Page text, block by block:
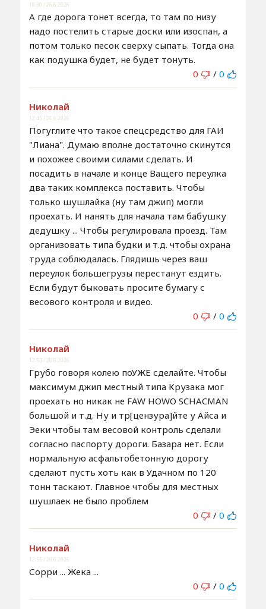
10:30 / 26.6.2026
А где дорога тонет всегда, то там по низу
надо постелить старые доски или изоспан, а
потом только песок сверху сыпать. Тогда она
как подушка будет, не будет тонуть.
0
/ 0
Николай
12:45 / 26.6.2026
Погуглите что такое спецсредство для ГАИ
"Лиана". Думаю вполне достаточно скинутся
и похожее своими силами сделать. И
посадить в начале и конце Ващего переулка
два таких комплекса поставить. Чтобы
только шушлайка (ну там джип) могли
проехать. И нанять для начала там бабушку
дедушку ... Чтобы регулировала проезд. Там
организовать типа будки и т.д. чтобы охрана
труда соблюдалась. Глядишь через ваш
переулок большегрузы перестанут ездить.
Если будут быковать просите бумагу с
весового контроля и видео.
0
/ 0
Николай
12:53 / 26.6.2026
Грубо говоря колею поУЖЕ сделайте. Чтобы
максимум джип местный типа Крузака мог
проехать но никак не FAW HOWO SCHACMAN
большой и т.д. Ну и тр[цензура]йте у Айса и
Эеки чтобы там весовой контроль сделали
согласно паспорту дороги. Базара нет. Если
нормальную асфальтобетонную дорогу
сделают пусть хоть как в Удачном по 120
тонн таскают. Главное чтобы для местных
шушлаек не было проблем
0
/ 0
Николай
12:55 / 26.6.2026
Сорри ... Жека ...
0
/ 0